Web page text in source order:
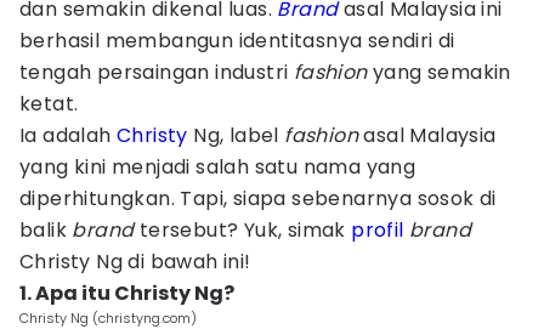
dan semakin dikenal luas. Brandasal Malaysia ini
berhasil membangun identitasnya sendiri di
tengah persaingan industri fashionyang semakin
ketat.
Ia adalahChristy Ng, label fashionasal Malaysia
yang kini menjadi salah satu nama yang
diperhitungkan. Tapi, siapa sebenarnya sosok di
balik brandtersebut? Yuk, simak profil brand
Christy Ng di bawah ini!
1. Apa itu Christy Ng?
Christy Ng (christyng.com)